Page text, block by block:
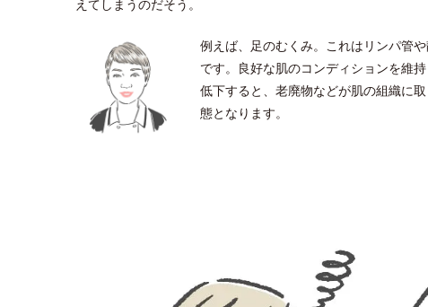
えてしまうのだそう。
例えば、足のむくみ。これはリンパ管
です。良好な肌のコンディションを維
低下すると、老廃物などが肌の組織に
態となります。